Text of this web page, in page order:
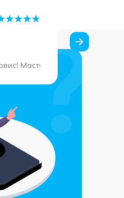
Очень доволен
Мастера с большим